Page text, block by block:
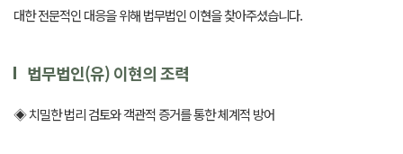
대한 전문적인 대응을 위해 법무법인 이현을 찾아주셨습니다.
법무법인(유) 이현의 조력
◈ 치밀한 법리 검토와 객관적 증거를 통한 체계적 방어